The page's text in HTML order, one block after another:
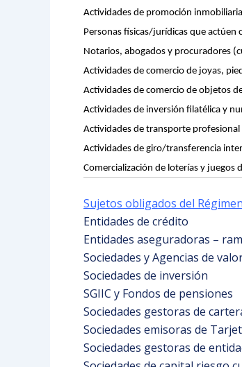
Actividades de promoción
Personas físicas/jurídicas que actúen
Notarios, abogados y procuradores
Actividades de comercio de joyas,
Actividades de comercio de objetos
Actividades de inversión filatélica y
Actividades de transporte
Actividades de giro/transferencia
Comercialización de loterías y juegos
Sujetos obligados del
Entidades de crédito
Entidades aseguradoras –
Sociedades y Agencias de
Sociedades de inversión
SGIIC y Fondos de pensiones
Sociedades gestoras de
Sociedades emisoras de
Sociedades gestoras de